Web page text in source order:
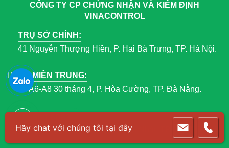
CÔNG TY CP CHỨNG NHẬN VÀ KIỂM ĐỊNH
VINACONTROL
TRỤ SỞ CHÍNH:
41 Nguyễn Thượng Hiền, P. Hai Bà Trưng, TP. Hà Nội.
CN MIỀN TRUNG:
Lô A6-A8 30 tháng 4, P. Hòa Cường, TP. Đà Nẵng.
435 Hoàng Văn Thụ, P. Tân Sơn Nhất, TP. Hồ Chí Minh.